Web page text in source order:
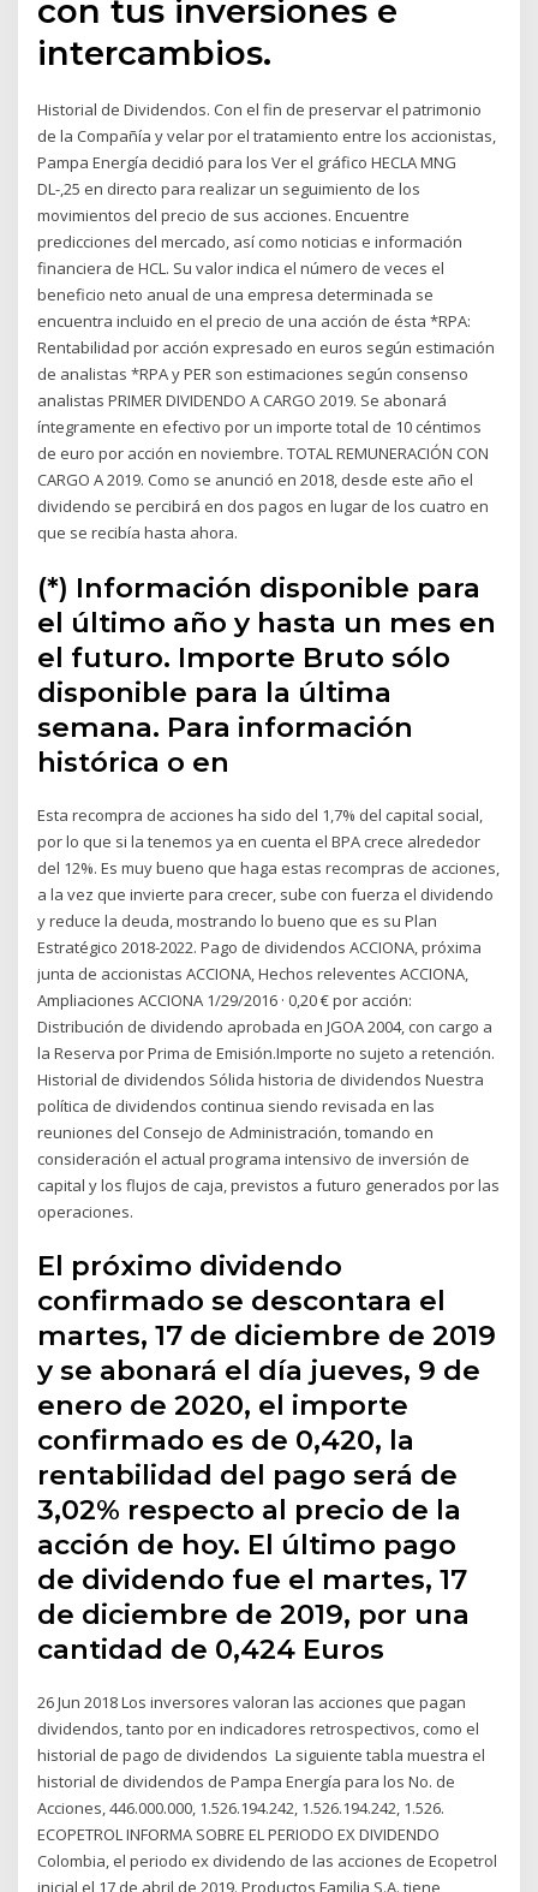
con tus inversiones e
intercambios.
Historial de Dividendos. Con el fin de preservar el patrimonio
de la Compañía y velar por el tratamiento entre los accionistas,
Pampa Energía decidió para los Ver el gráfico HECLA MNG
DL-,25 en directo para realizar un seguimiento de los
movimientos del precio de sus acciones. Encuentre
predicciones del mercado, así como noticias e información
financiera de HCL. Su valor indica el número de veces el
beneficio neto anual de una empresa determinada se
encuentra incluido en el precio de una acción de ésta *RPA:
Rentabilidad por acción expresado en euros según estimación
de analistas *RPA y PER son estimaciones según consenso
analistas PRIMER DIVIDENDO A CARGO 2019. Se abonará
íntegramente en efectivo por un importe total de 10 céntimos
de euro por acción en noviembre. TOTAL REMUNERACIÓN CON
CARGO A 2019. Como se anunció en 2018, desde este año el
dividendo se percibirá en dos pagos en lugar de los cuatro en
que se recibía hasta ahora.
(*) Información disponible para
el último año y hasta un mes en
el futuro. Importe Bruto sólo
disponible para la última
semana. Para información
histórica o en
Esta recompra de acciones ha sido del 1,7% del capital social,
por lo que si la tenemos ya en cuenta el BPA crece alrededor
del 12%. Es muy bueno que haga estas recompras de acciones,
a la vez que invierte para crecer, sube con fuerza el dividendo
y reduce la deuda, mostrando lo bueno que es su Plan
Estratégico 2018-2022. Pago de dividendos ACCIONA, próxima
junta de accionistas ACCIONA, Hechos releventes ACCIONA,
Ampliaciones ACCIONA 1/29/2016 · 0,20 € por acción:
Distribución de dividendo aprobada en JGOA 2004, con cargo a
la Reserva por Prima de Emisión.Importe no sujeto a retención.
Historial de dividendos Sólida historia de dividendos Nuestra
política de dividendos continua siendo revisada en las
reuniones del Consejo de Administración, tomando en
consideración el actual programa intensivo de inversión de
capital y los flujos de caja, previstos a futuro generados por las
operaciones.
El próximo dividendo
confirmado se descontara el
martes, 17 de diciembre de 2019
y se abonará el día jueves, 9 de
enero de 2020, el importe
confirmado es de 0,420, la
rentabilidad del pago será de
3,02% respecto al precio de la
acción de hoy. El último pago
de dividendo fue el martes, 17
de diciembre de 2019, por una
cantidad de 0,424 Euros
26 Jun 2018 Los inversores valoran las acciones que pagan
dividendos, tanto por en indicadores retrospectivos, como el
historial de pago de dividendos La siguiente tabla muestra el
historial de dividendos de Pampa Energía para los No. de
Acciones, 446.000.000, 1.526.194.242, 1.526.194.242, 1.526.
ECOPETROL INFORMA SOBRE EL PERIODO EX DIVIDENDO
Colombia, el periodo ex dividendo de las acciones de Ecopetrol